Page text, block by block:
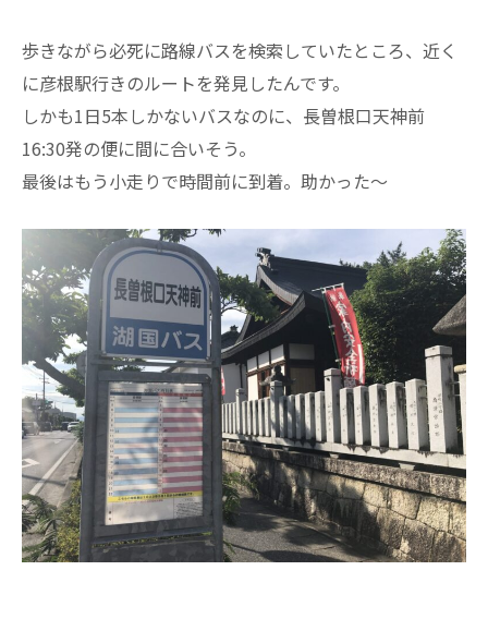
歩きながら必死に路線バスを検索していたところ、近く
に彦根駅行きのルートを発見したんです。
しかも1日5本しかないバスなのに、長曽根口天神前
16:30発の便に間に合いそう。
最後はもう小走りで時間前に到着。助かった～